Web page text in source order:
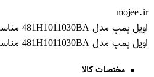
mojee.ir
اویل پمپ مدل 481H1011030BA مناسب برای ام وی ام 530
اویل پمپ مدل 481H1011030BA مناسب برای ام وی ام 530
مختصات کالا